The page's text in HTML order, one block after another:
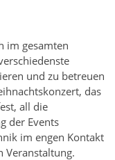
im gesamten
und zu betreuen
das
all die
der Events
im engen Kontakt
Veranstaltung.